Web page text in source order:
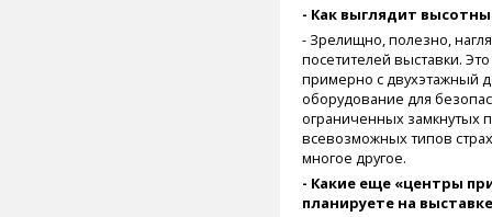
- Как выглядит
- Зрелищно, полезно,
посетителей выставки.
примерно с двухэтажный
оборудование для
ограниченных замкнутых
всевозможных типов
многое другое.
- Какие еще «центры
планируете на